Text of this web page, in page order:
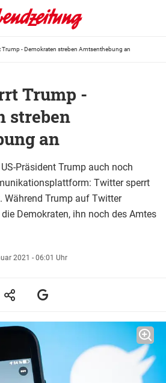
Trump - Demokraten streben Amtsenthebung an
Trump -
streben
an
Präsident Trump auch noch
Twitter sperrt
Während Trump auf Twitter
Demokraten, ihn noch des Amtes
2021 - 06:01 Uhr